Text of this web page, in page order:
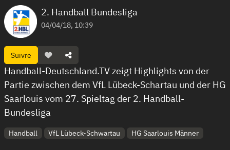
2. Handball Bundesliga
04/04/18, 10:39
Suivre
Handball-Deutschland.TV zeigt Highlights von der
Partie zwischen dem VfL Lübeck-Schartau und der HG
Saarlouis vom 27. Spieltag der 2. Handball-
Bundesliga
Handball VfL Lübeck-Schwartau HG Saarlouis Männer